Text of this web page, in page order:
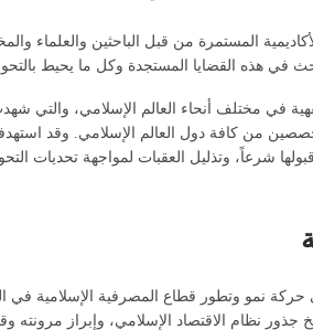
المستمرة من قبل الباحثين والعلماء
القضايا المستجدة وكل ما يحيط بالتحول
في مختلف أنحاء العالم الإسلامي، والتي
من كافة دول العالم الإسلامي. وقد
شرعاً، وتذليل العقبات لمواجهة تحديات
حركة نمو وتطور قطاع المصرفية الإسلامية
نظام الاقتصاد الإسلامي، وإبراز مرونته